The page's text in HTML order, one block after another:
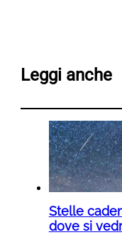
Leggi anche
Stelle
dove si